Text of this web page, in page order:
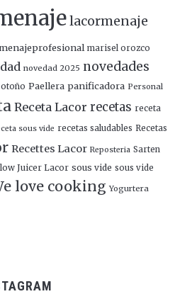
lacormenaje
marisel orozco
novedad 2025 novedades
Paellera panificadora Personal
Receta Lacor recetas receta
sous vide recetas saludables Recetas
Recettes Lacor Reposteria Sarten
Juicer Lacor sous vide sous vide
love cooking Yogurtera